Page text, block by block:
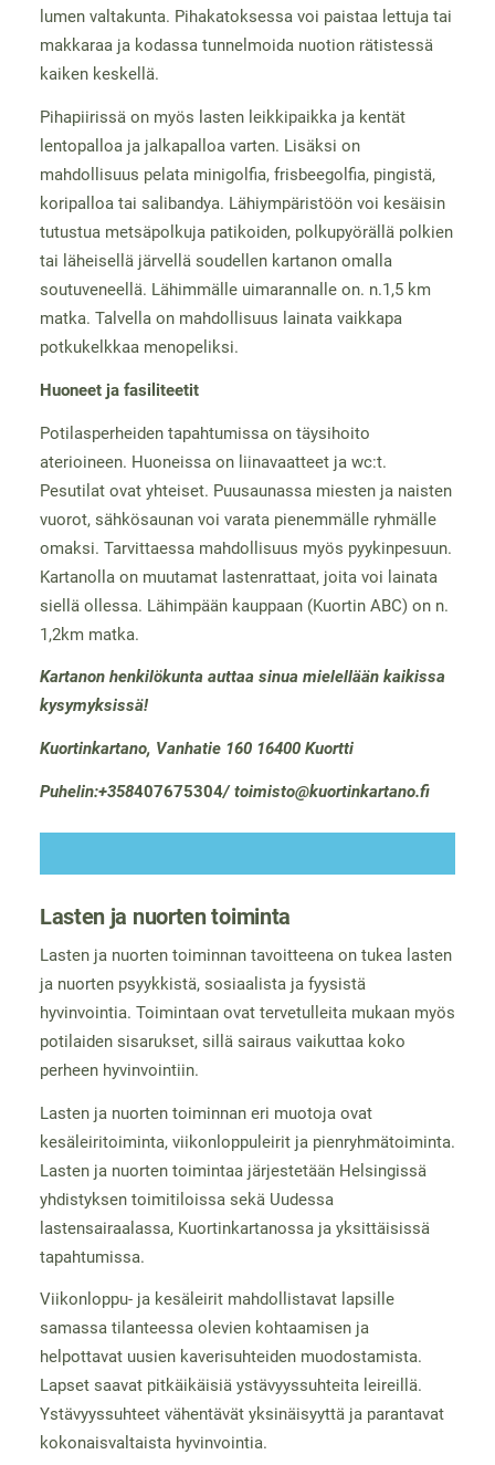
lumen valtakunta. Pihakatoksessa voi paistaa lettuja tai
makkaraa ja kodassa tunnelmoida nuotion rätistessä
kaiken keskellä.
Pihapiirissä on myös lasten leikkipaikka ja kentät
lentopalloa ja jalkapalloa varten. Lisäksi on
mahdollisuus pelata minigolfia, frisbeegolfia, pingistä,
koripalloa tai salibandya. Lähiympäristöön voi kesäisin
tutustua metsäpolkuja patikoiden, polkupyörällä polkien
tai läheisellä järvellä soudellen kartanon omalla
soutuveneellä. Lähimmälle uimarannalle on. n.1,5 km
matka. Talvella on mahdollisuus lainata vaikkapa
potkukelkkaa menopeliksi.
Huoneet ja fasiliteetit
Potilasperheiden tapahtumissa on täysihoito
aterioineen. Huoneissa on liinavaatteet ja wc:t.
Pesutilat ovat yhteiset. Puusaunassa miesten ja naisten
vuorot, sähkösaunan voi varata pienemmälle ryhmälle
omaksi. Tarvittaessa mahdollisuus myös pyykinpesuun.
Kartanolla on muutamat lastenrattaat, joita voi lainata
siellä ollessa. Lähimpään kauppaan (Kuortin ABC) on n.
1,2km matka.
Kartanon henkilökunta auttaa sinua mielellään kaikissa
kysymyksissä!
Kuortinkartano, Vanhatie 160 16400 Kuortti
Puhelin:+358407675304/ toimisto@kuortinkartano.fi
Lasten ja nuorten toiminta
Lasten ja nuorten toiminnan tavoitteena on tukea lasten
ja nuorten psyykkistä, sosiaalista ja fyysistä
hyvinvointia. Toimintaan ovat tervetulleita mukaan myös
potilaiden sisarukset, sillä sairaus vaikuttaa koko
perheen hyvinvointiin.
Lasten ja nuorten toiminnan eri muotoja ovat
kesäleiritoiminta, viikonloppuleirit ja pienryhmätoiminta.
Lasten ja nuorten toimintaa järjestetään Helsingissä
yhdistyksen toimitiloissa sekä Uudessa
lastensairaalassa, Kuortinkartanossa ja yksittäisissä
tapahtumissa.
Viikonloppu- ja kesäleirit mahdollistavat lapsille
samassa tilanteessa olevien kohtaamisen ja
helpottavat uusien kaverisuhteiden muodostamista.
Lapset saavat pitkäikäisiä ystävyyssuhteita leireillä.
Ystävyyssuhteet vähentävät yksinäisyyttä ja parantavat
kokonaisvaltaista hyvinvointia.